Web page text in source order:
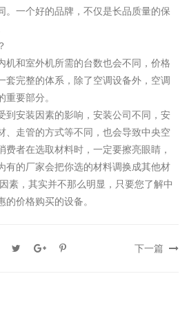
。一个好的品牌，不仅是长品质量的保
机和室外机所需的台数也会不同，价格
套完整的体系，除了空调设备外，空调
要部分。
到安装因素的影响，安装公司不同，安
、走管的方式等不同，也会导致中央空
费者在选取材料时，一定要擦亮眼睛，
有的厂家会把你选的材料调换成其他材
素，其实并不那么明显，只要您了解中
价格购买的设备。
下一篇